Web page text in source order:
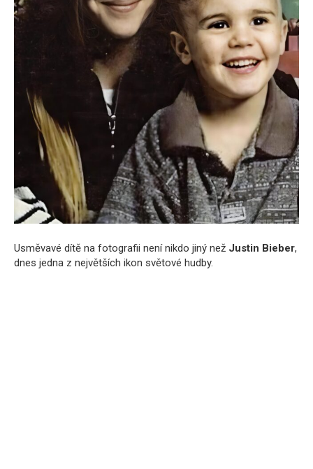
Usměvavé dítě na fotografii není nikdo jiný než Justin Bieber,
dnes jedna z největších ikon světové hudby.